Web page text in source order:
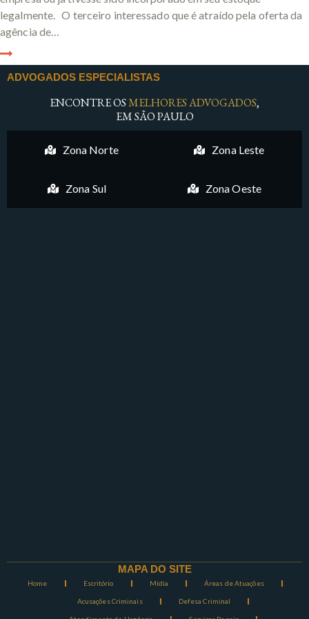
legalmente. O terceiro interessado que é atraído pela oferta da
agência de…
ADVOGADOS ESPECIALISTAS
ENCONTRE OSMELHORES ADVOGADOS,
EM SÃO PAULO
Zona Norte Zona Leste
Zona Sul Zona Oeste
MAPA DO SITE
Home Escritório Mídia Áreas de Atuações
Acusações Criminais Defesa Criminal